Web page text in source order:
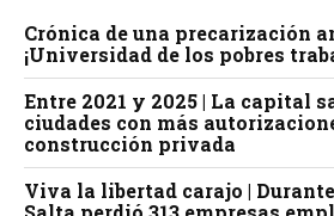
Crónica de una precarización
¡Universidad de los pobres
Entre 2021 y 2025 | La capital
ciudades con más
construcción privada
Viva la libertad carajo |